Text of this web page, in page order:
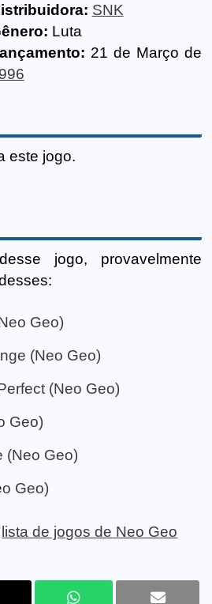
SNK
Luta
21 de Março de
este jogo.
jogo, provavelmente
Geo)
(Neo Geo)
(Neo Geo)
Geo)
(Neo Geo)
Geo)
lista de jogos de Neo Geo